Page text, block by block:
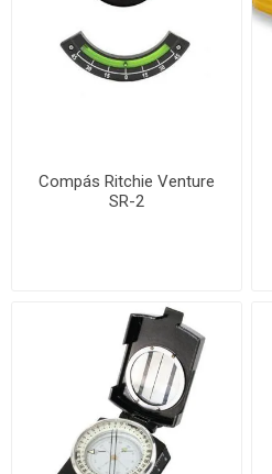
Compás Ritchie Venture
SR-2